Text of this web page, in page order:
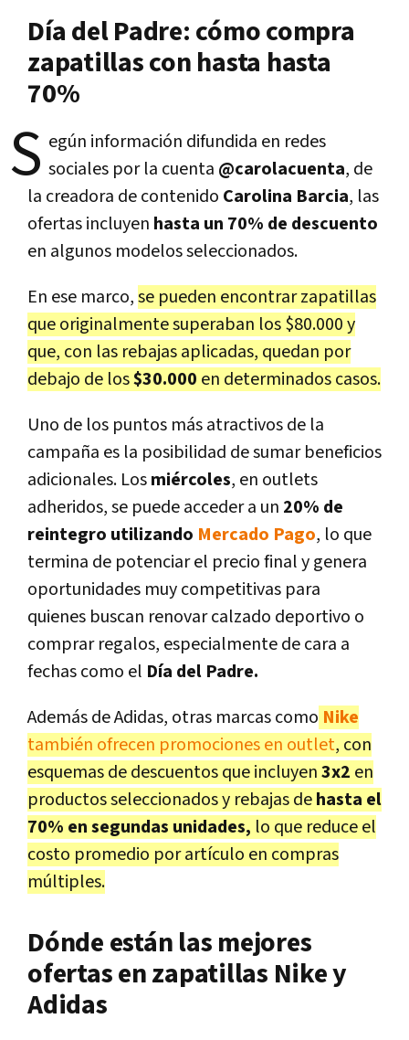
Día del Padre: cómo compra
zapatillas con hasta hasta
70%
S egún información difundida en redes
sociales por la cuenta @carolacuenta, de
la creadora de contenido Carolina Barcia, las
ofertas incluyen hasta un 70% de descuento
en algunos modelos seleccionados.
En ese marco,se pueden encontrar zapatillas
que originalmente superaban los $80.000 y
que, con las rebajas aplicadas, quedan por
debajo de los$30.000 en determinados casos.
Uno de los puntos más atractivos de la
campaña es la posibilidad de sumar beneficios
adicionales. Losmiércoles, en outlets
adheridos, se puede acceder a un 20% de
reintegro utilizando Mercado Pago, lo que
termina de potenciar el precio final y genera
oportunidades muy competitivas para
quienes buscan renovar calzado deportivo o
comprar regalos, especialmente de cara a
fechas como el Día del Padre.
Además de Adidas, otras marcas como Nike
también ofrecen promociones en outlet, con
esquemas de descuentos que incluyen3x2 en
productos seleccionados y rebajas dehasta el
70% en segundas unidades, lo que reduce el
costo promedio por artículo en compras
múltiples.
Dónde están las mejores
ofertas en zapatillas Nike y
Adidas